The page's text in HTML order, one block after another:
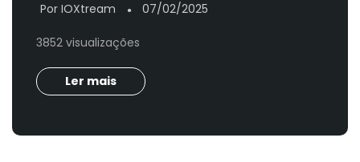
Por IOXtream ● 07/02/2025
3852 visualizações
Ler mais